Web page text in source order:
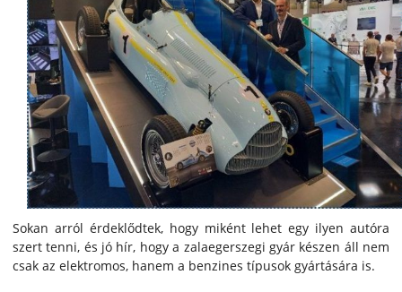
Sokan arról érdeklődtek, hogy miként lehet egy ilyen autóra
szert tenni, és jó hír, hogy a zalaegerszegi gyár készen áll nem
csak az elektromos, hanem a benzines típusok gyártására is.